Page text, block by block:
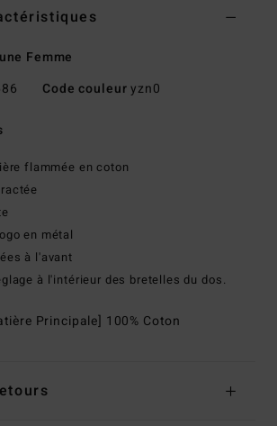
Femme
Code couleuryzn0
flammée en coton
en métal
à l'avant
à l'intérieur des bretelles du dos.
Principale] 100% Coton